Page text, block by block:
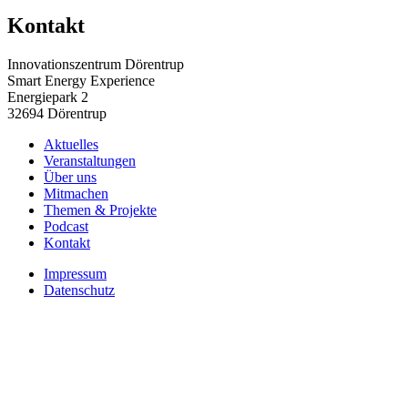
Kontakt
Innovationszentrum Dörentrup
Smart Energy Experience
Energiepark 2
32694 Dörentrup
Aktuelles
Veranstaltungen
Über uns
Mitmachen
Themen & Projekte
Podcast
Kontakt
Impressum
Datenschutz